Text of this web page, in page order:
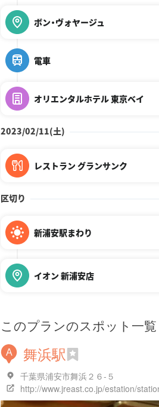
ボン・ヴォヤージュ
電車
オリエンタルホテル 東京ベイ
2023/02/11(土)
レストラン グランサンク
区切り
新浦安駅まわり
イオン 新浦安店
このプランのスポット一覧
A 舞浜駅
千葉県浦安市舞浜２６-５
http://www.jreast.co.jp/estation/